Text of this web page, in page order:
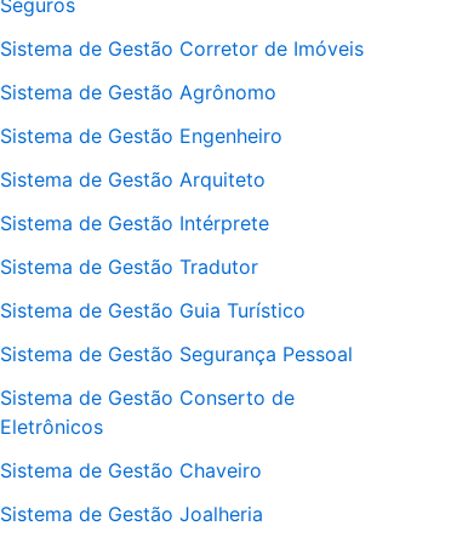
Seguros
Sistema de Gestão Corretor de Imóveis
Sistema de Gestão Agrônomo
Sistema de Gestão Engenheiro
Sistema de Gestão Arquiteto
Sistema de Gestão Intérprete
Sistema de Gestão Tradutor
Sistema de Gestão Guia Turístico
Sistema de Gestão Segurança Pessoal
Sistema de Gestão Conserto de
Eletrônicos
Sistema de Gestão Chaveiro
Sistema de Gestão Joalheria